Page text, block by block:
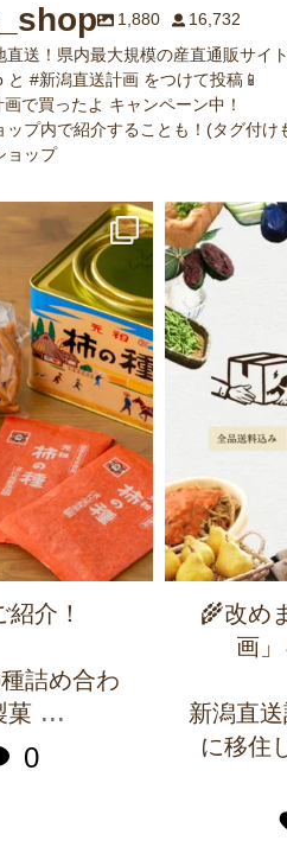
1,880
16,732
直送！県内最大規模の産直通販サイ
と #新潟直送計画 をつけて投稿📱
で買ったよ キャンペーン中！
ップ内で紹介することも！(タグ付け
ョップ
介！
詰め合わ
菓 ...
0
🌾改め
画
新潟直
に移住